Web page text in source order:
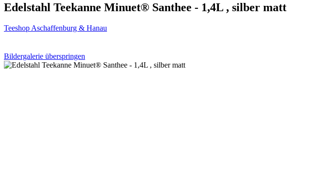
Edelstahl Teekanne Minuet® Santhee - 1,4L , silber matt
Teeshop Aschaffenburg & Hanau
Bildergalerie überspringen